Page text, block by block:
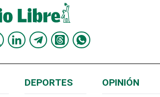
DEPORTES OPINIÓN